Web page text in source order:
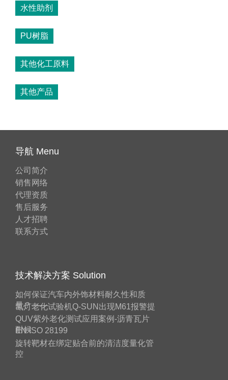
水性助剂
PU树脂
其他化工原料
其他产品
导航 Menu
公司简介
销售网络
代理资质
售后服务
人才招聘
联系方式
技术解决方案 Solution
如何保证汽车内外饰材料耐久性和质
量？——
氙灯老化试验机Q-SUN出现M61报警提
QUV紫外老化测试应用案例-沥青瓦片
耐候
EN ISO 28199
旋转靶材在绑定贴合前的清洁度量化管
控